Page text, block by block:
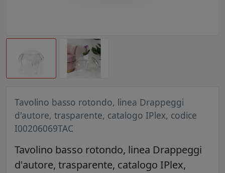
Tavolino basso rotondo, linea Drappeggi
d'autore, trasparente, catalogo IPlex, codice
I00206069TAC
Tavolino basso rotondo, linea Drappeggi
d'autore, trasparente, catalogo IPlex,